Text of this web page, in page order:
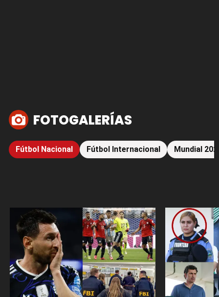
FOTOGALERÍAS
Fútbol Nacional Fútbol Internacional Mundial